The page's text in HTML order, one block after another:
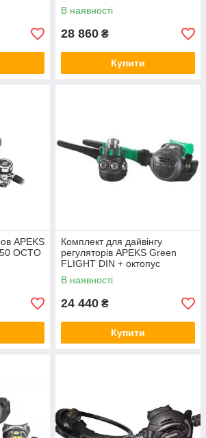
В наявності
28 860 ₴
Купити
APEKS
OCTO
Комплект для дайвінгу
регуляторів APEKS Green
FLIGHT DIN + октопус
FLIGHT
В наявності
24 440 ₴
Купити